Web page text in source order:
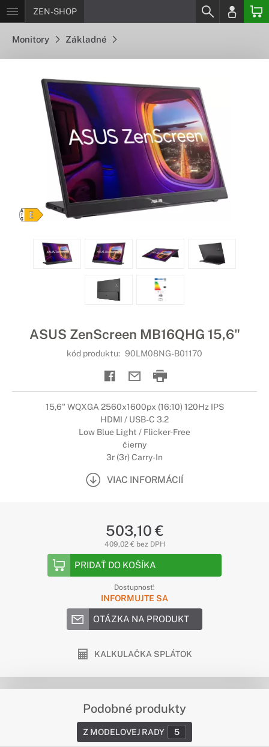
ZEN-SHOP
Monitory Základné
ASUS ZenScreen MB16QHG 15,6"
kód produktu: 90LM08NG-B01170
15,6" WQXGA 2560x1600px (16:10) 120Hz IPS
HDMI / USB-C 3.2
Low Blue Light / Flicker-Free
čierny
3r (3r) Carry-In
VIAC INFORMÁCIÍ
503,10 €
409,02 € bez DPH
PRIDAŤ DO KOŠÍKA
Dostupnosť:
INFORMUJTE SA
OTÁZKA NA PRODUKT
KALKULAČKA SPLÁTOK
Podobné produkty
Z MODELOVEJ RADY 5